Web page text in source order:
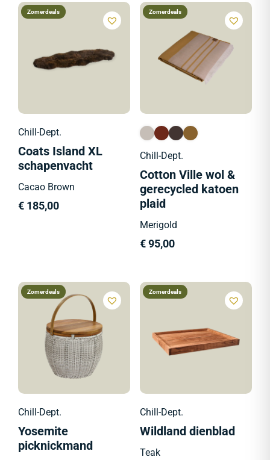
Zomerdeals
Chill-Dept.
Coats Island XL
schapenvacht
Cacao Brown
€ 185,00
Zomerdeals
Chill-Dept.
Cotton Ville wol &
gerecycled katoen
plaid
Merigold
€95,00
Zomerdeals
Chill-Dept.
Yosemite
picknickmand
Zomerdeals
Chill-Dept.
Wildland dienblad
Teak